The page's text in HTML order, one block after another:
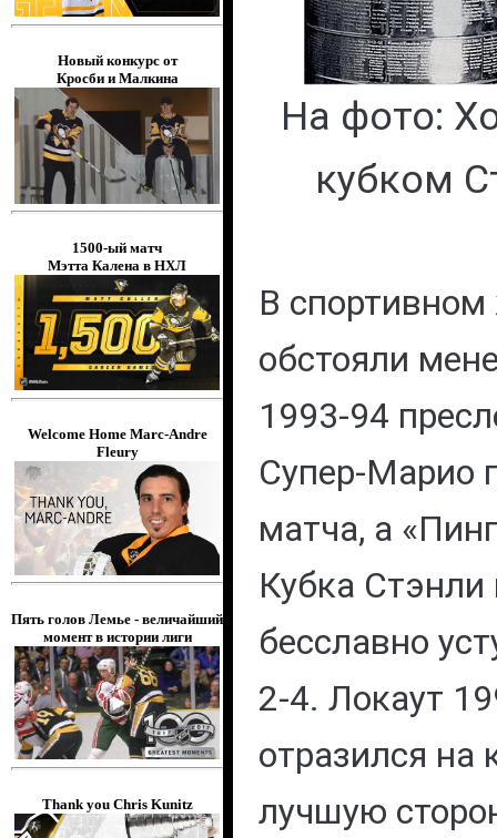
Новый конкурс от
Кросби и Малкина
1500-ый матч
Мэтта Калена в НХЛ
Welcome Home Marc-Andre
Fleury
Пять голов Лемье - величайший
момент в истории лиги
Thank you Chris Kunitz
На фото:
кубком
В
обстояли
1993-94
Супер-Марио
матча, а
Кубка
бесславно
2-4. Локаут
отразился на
лучшую